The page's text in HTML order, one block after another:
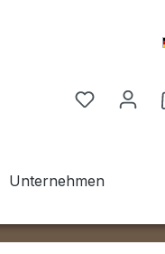
Unternehmen